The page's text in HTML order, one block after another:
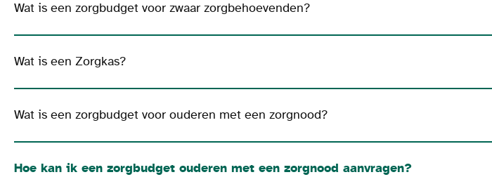
Wat is een zorgbudget voor zwaar zorgbehoevenden?
Wat is een Zorgkas?
Wat is een zorgbudget voor ouderen met een zorgnood?
Hoe kan ik een zorgbudget ouderen met een zorgnood aanvragen?